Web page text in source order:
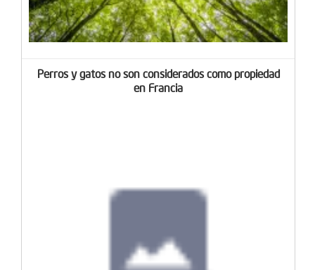
Perros y gatos no son considerados como propiedad
en Francia